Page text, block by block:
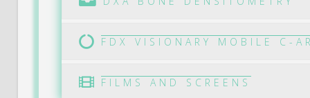
FDX VISIONARY MOBILE C-
FILMS AND SCREENS